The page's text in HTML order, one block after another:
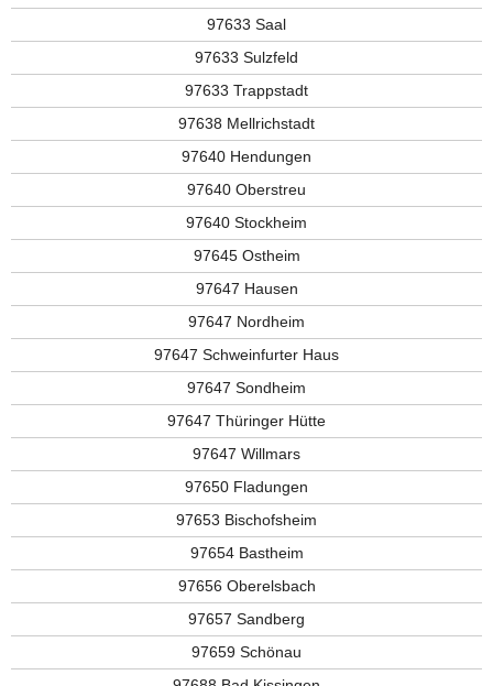
97633 Saal
97633 Sulzfeld
97633 Trappstadt
97638 Mellrichstadt
97640 Hendungen
97640 Oberstreu
97640 Stockheim
97645 Ostheim
97647 Hausen
97647 Nordheim
97647 Schweinfurter Haus
97647 Sondheim
97647 Thüringer Hütte
97647 Willmars
97650 Fladungen
97653 Bischofsheim
97654 Bastheim
97656 Oberelsbach
97657 Sandberg
97659 Schönau